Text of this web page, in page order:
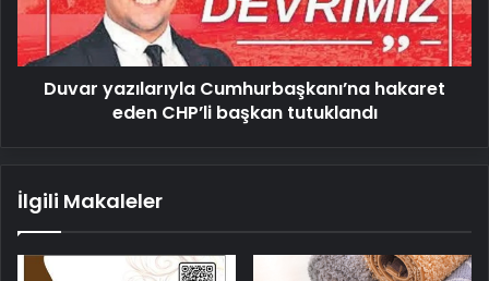
başkan
tutuklandı
Duvar yazılarıyla Cumhurbaşkanı’na hakaret
eden CHP’li başkan tutuklandı
İlgili Makaleler